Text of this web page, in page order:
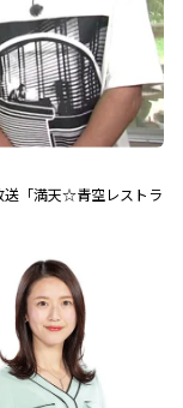
送「満天☆青空レストラ